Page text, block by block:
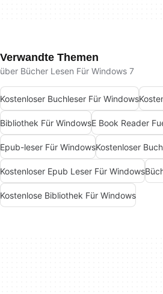
Verwandte Themen
über Bücher Lesen Für Windows 7
Kostenloser Buchleser Für Windows
Bibliothek Für WindowsE Book Reader
Epub-leser Für WindowsKostenloser
Kostenloser Epub Leser Für Windows
Kostenlose Bibliothek Für Windows